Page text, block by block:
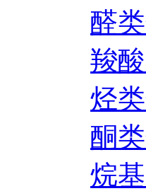
醛
羧
烃
酮
烷